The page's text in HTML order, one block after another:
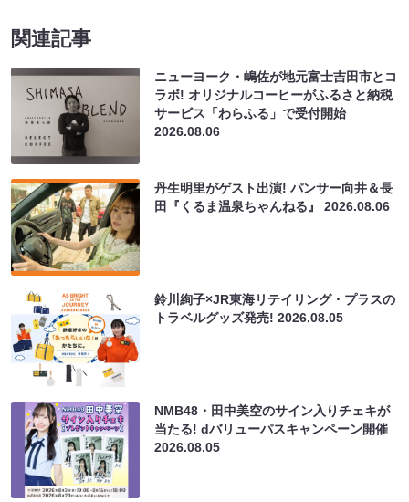
関連記事
ニューヨーク・嶋佐が地元富士吉田市とコ
ラボ! オリジナルコーヒーがふるさと納税
サービス「わらふる」で受付開始
2026.08.06
丹生明里がゲスト出演! パンサー向井＆長
田『くるま温泉ちゃんねる』2026.08.06
鈴川絢子×JR東海リテイリング・プラスの
トラベルグッズ発売!2026.08.05
NMB48・田中美空のサイン入りチェキが
当たる! dバリューパスキャンペーン開催
2026.08.05